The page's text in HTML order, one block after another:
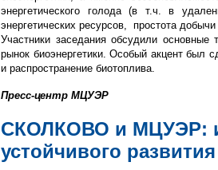
энергетического голода (в т.ч. в
энергетических ресурсов, простота
Участники заседания обсудили основные
рынок биоэнергетики. Особый акцент был
и распространение биотоплива.
Пресс-центр МЦУЭР
СКОЛКОВО и МЦУЭР:
устойчивого развития